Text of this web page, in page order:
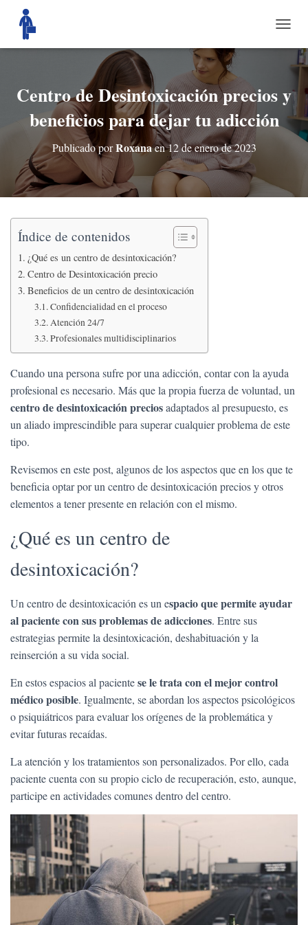
A
A
M
E
Centro de Desintoxicación precios y
beneficios para dejar tu adicción
Publicado porRoxanaen12 de enero de 2023
Índice de contenidos
¿Qué es un centro de desintoxicación?
Centro de Desintoxicación precio
Beneficios de un centro de desintoxicación
Confidencialidad en el proceso
Atención 24/7
Profesionales multidisciplinarios
Cuando una persona sufre por una adicción, contar con la ayuda
profesional es necesario. Más que la propia fuerza de voluntad, un
centro de desintoxicación preciosadaptados al presupuesto, es
un aliado imprescindible para superar cualquier problema de este
tipo.
Revisemos en este post, algunos de los aspectos que en los que te
beneficia optar por un centro de desintoxicación precios y otros
elementos a tener presente en relación con el mismo.
¿Qué es un centro de
desintoxicación?
Un centro de desintoxicación es un espacio que permite ayudar
al paciente con sus problemas de adicciones. Entre sus
estrategias permite la desintoxicación, deshabituación y la
reinserción a su vida social.
En estos espacios al pacientese le trata con el mejor control
médico posible. Igualmente, se abordan los aspectos psicológicos
o psiquiátricos para evaluar los orígenes de la problemática y
evitar futuras recaídas.
La atención y los tratamientos son personalizados. Por ello, cada
paciente cuenta con su propio ciclo de recuperación, esto, aunque,
participe en actividades comunes dentro del centro.